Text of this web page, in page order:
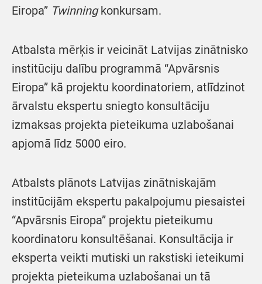
Eiropa” Twinningkonkursam.
Atbalsta mērķis ir veicināt Latvijas zinātnisko
institūciju dalību programmā “Apvārsnis
Eiropa” kā projektu koordinatoriem, atlīdzinot
ārvalstu ekspertu sniegto konsultāciju
izmaksas projekta pieteikuma uzlabošanai
apjomā līdz 5000 eiro.
Atbalsts plānots Latvijas zinātniskajām
institūcijām ekspertu pakalpojumu piesaistei
“Apvārsnis Eiropa” projektu pieteikumu
koordinatoru konsultēšanai. Konsultācija ir
eksperta veikti mutiski un rakstiski ieteikumi
projekta pieteikuma uzlabošanai un tā